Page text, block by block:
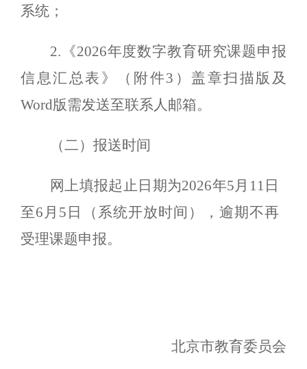
系统；
2.《2026年度数字教育研究课题申报
信息汇总表》（附件3）盖章扫描版及
Word版需发送至联系人邮箱。
（二）报送时间
网上填报起止日期为2026年5月 11日
至6月5日（系统开放时间），逾期不再
受理课题申报。
北京市教育委员会